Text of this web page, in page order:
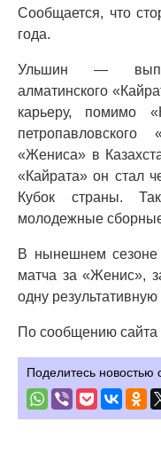
Сообщается, что
года.
Ульшин —
алматинского
карьеру, помимо
«Жениса» в
«Кайрата» он стал
Кубок страны.
молодежные
В нынешнем
матча за «Женис»,
одну результативную
По сообщению сайта
Поделитесь новостью